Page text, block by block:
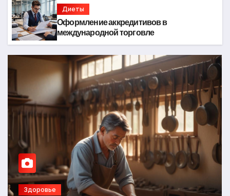
Диеты
Оформление аккредитивов в
международной торговле
Здоровье